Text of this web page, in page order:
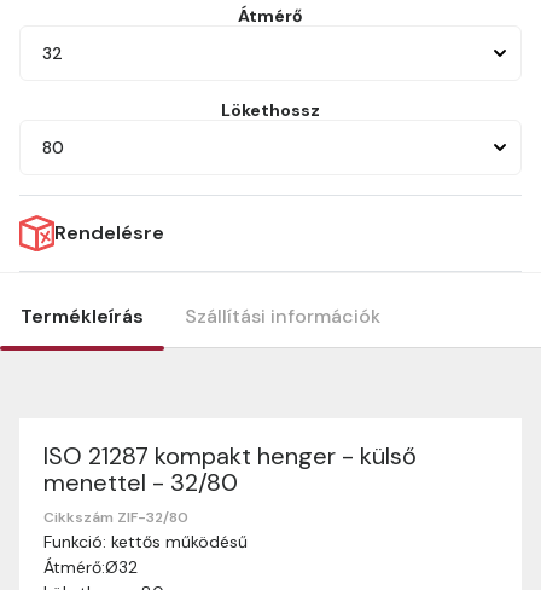
Átmérő
32
Lökethossz
80
Rendelésre
Termékleírás Szállítási információk
ISO 21287 kompakt henger - külső
menettel - 32/80
Cikkszám ZIF-32/80
Funkció: kettős működésű
Átmérő:Ø32
Szállítási információk
Nagyon köszönjük, hogy webshopunkat választottátok
vásárlásaitokhoz. Az alábbiakban megtaláljátok szállítási
információinkat, hogy a vásárlásotok gördülékenyen és
zökkenőmentesen történhessen.